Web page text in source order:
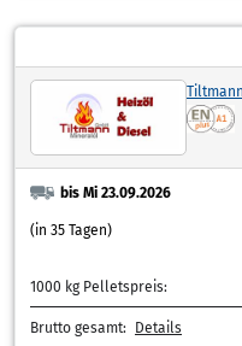
bis Mi 23.09.2026
(in 35 Tagen)
1000 kg Pelletspreis:
Brutto gesamt: Details